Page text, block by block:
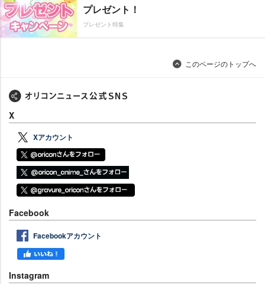
プレゼント！
プレゼント特集
このページのトップへ
X
Xアカウント
Facebook
Facebookアカウント
Instagram